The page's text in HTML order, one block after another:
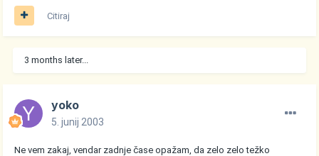
Citiraj
3 months later...
yoko
5. junij 2003
Ne vem zakaj, vendar zadnje čase opažam, da zelo zelo težko